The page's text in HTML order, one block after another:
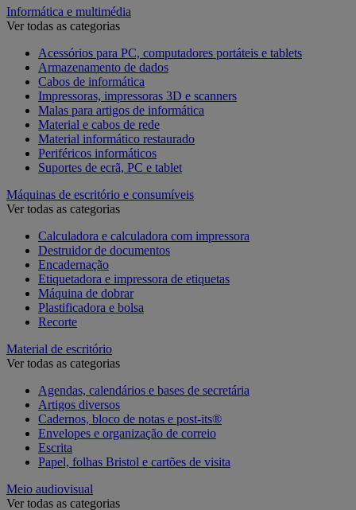
Informática e multimédia
Ver todas as categorias
Acessórios para PC, computadores portáteis e tablets
Armazenamento de dados
Cabos de informática
Impressoras, impressoras 3D e scanners
Malas para artigos de informática
Material e cabos de rede
Material informático restaurado
Periféricos informáticos
Suportes de ecrã, PC e tablet
Máquinas de escritório e consumíveis
Ver todas as categorias
Calculadora e calculadora com impressora
Destruidor de documentos
Encadernação
Etiquetadora e impressora de etiquetas
Máquina de dobrar
Plastificadora e bolsa
Recorte
Material de escritório
Ver todas as categorias
Agendas, calendários e bases de secretária
Artigos diversos
Cadernos, bloco de notas e post-its®
Envelopes e organização de correio
Escrita
Papel, folhas Bristol e cartões de visita
Meio audiovisual
Ver todas as categorias